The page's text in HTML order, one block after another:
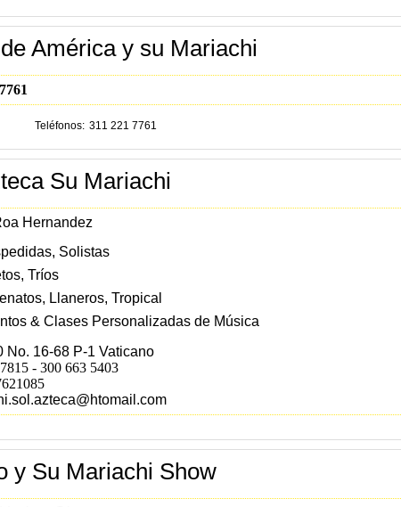
América y su Mariachi
Teléfonos 311 221 7761
Su Mariachi
Hernandez
Solistas
Tríos
Llaneros, Tropical
& Clases Personalizadas de Música
No. 16-68 P-1 Vaticano
- 300 663 5403
y Su Mariachi Show